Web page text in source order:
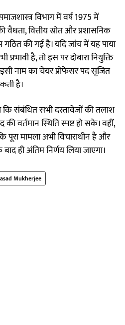
विभाग में वर्ष 1975 में
वित्तीय स्रोत और प्रशासनिक
की गई है। यदि जांच में यह पाया
है, तो इस पर दोबारा नियुक्ति
नाम का चेयर प्रोफेसर पद सृजित
है।
कि संबंधित सभी दस्तावेजों की तलाश
वर्तमान स्थिति स्पष्ट हो सके। वहीं,
मामला अभी विचाराधीन है और
ही अंतिम निर्णय लिया जाएगा।
Mukherjee